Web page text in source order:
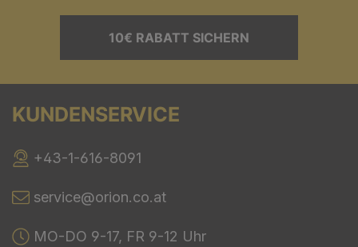
10€ RABATT SICHERN
KUNDENSERVICE
+43-1-616-8091
service@orion.co.at
MO-DO 9-17, FR 9-12 Uhr